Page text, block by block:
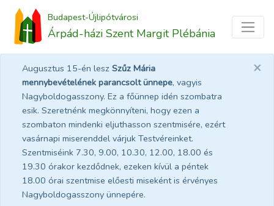
Budapest-Újlipótvárosi
Árpád-házi Szent Margit Plébánia
Augusztus 15-én lesz Szűz Mária
mennybevételének parancsolt ünnepe, vagyis
Nagyboldogasszony. Ez a főünnep idén szombatra
esik. Szeretnénk megkönnyíteni, hogy ezen a
szombaton mindenki eljuthasson szentmisére, ezért
vasárnapi miserenddel várjuk Testvéreinket.
Szentmiséink 7.30, 9.00, 10.30, 12.00, 18.00 és
19.30 órakor kezdődnek, ezeken kívül a péntek
18.00 órai szentmise előesti miseként is érvényes
Nagyboldogasszony ünnepére.
×